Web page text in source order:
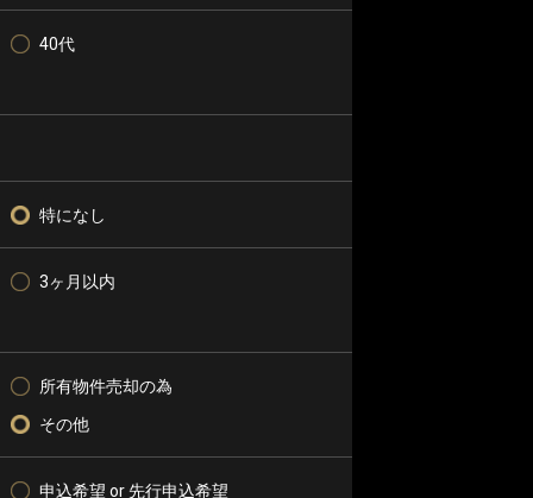
40代
特になし
3ヶ月以内
所有物件売却の為
その他
申込希望 or 先行申込希望